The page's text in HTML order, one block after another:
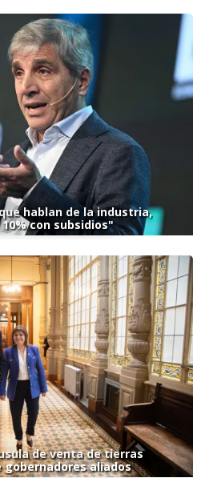
hablan de la industria,
con subsidios"
de venta de tierras
aliados